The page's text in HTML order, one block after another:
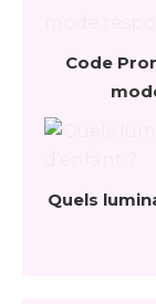
Code
Quels